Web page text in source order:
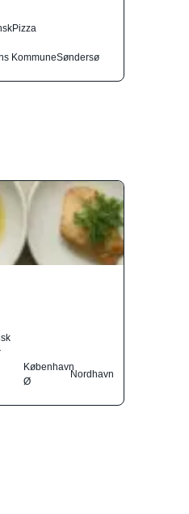
Pizza
KommuneSøndersø
København
Ø
Nordhavn